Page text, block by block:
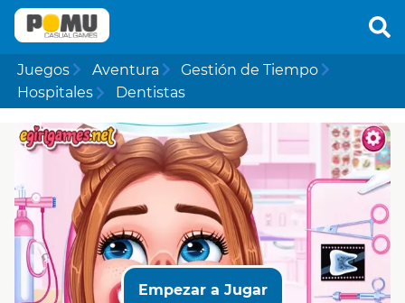
Juegos Aventura
Gestión de Tiempo
Hospitales
Dentistas
Empezar a Jugar